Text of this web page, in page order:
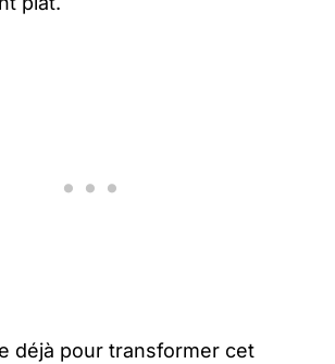
déjà pour transformer cet